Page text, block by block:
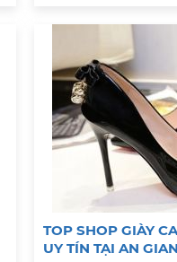
TOP SHOP GIÀY
UY TÍN TẠI AN